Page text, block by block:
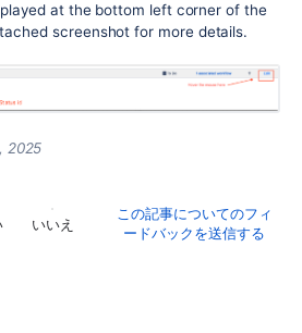
at the bottom left corner of the
screenshot for more details.
2025
いいえ
この記事についてのフィ
ードバックを送信する